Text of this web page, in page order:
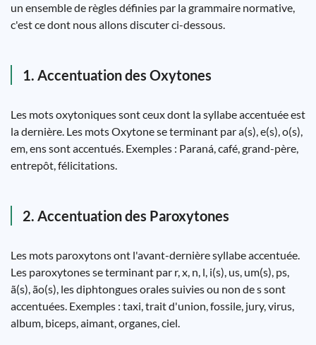
un ensemble de règles définies par la grammaire normative,
c'est ce dont nous allons discuter ci-dessous.
1. Accentuation des Oxytones
Les mots oxytoniques sont ceux dont la syllabe accentuée est
la dernière. Les mots Oxytone se terminant par a(s), e(s), o(s),
em, ens sont accentués. Exemples : Paraná, café, grand-père,
entrepôt, félicitations.
2. Accentuation des Paroxytones
Les mots paroxytons ont l'avant-dernière syllabe accentuée.
Les paroxytones se terminant par r, x, n, l, i(s), us, um(s), ps,
ã(s), ão(s), les diphtongues orales suivies ou non de s sont
accentuées. Exemples : taxi, trait d'union, fossile, jury, virus,
album, biceps, aimant, organes, ciel.